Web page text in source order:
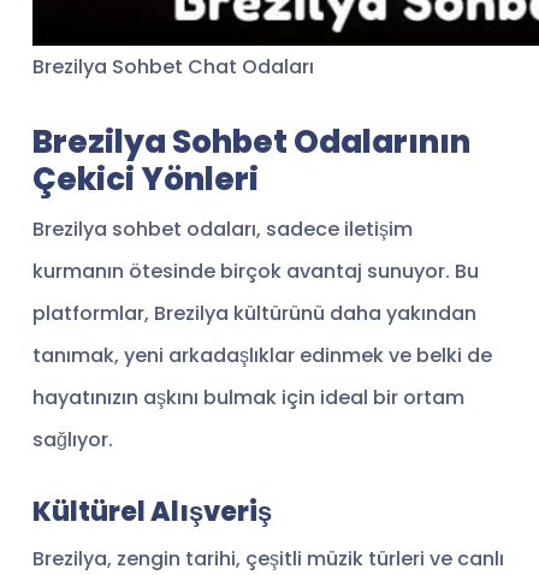
Brezilya Sohbet Chat Odaları
Brezilya Sohbet Odalarının
Çekici Yönleri
Brezilya sohbet odaları, sadece iletişim
kurmanın ötesinde birçok avantaj sunuyor. Bu
platformlar, Brezilya kültürünü daha yakından
tanımak, yeni arkadaşlıklar edinmek ve belki de
hayatınızın aşkını bulmak için ideal bir ortam
sağlıyor.
Kültürel Alışveriş
Brezilya, zengin tarihi, çeşitli müzik türleri ve canlı